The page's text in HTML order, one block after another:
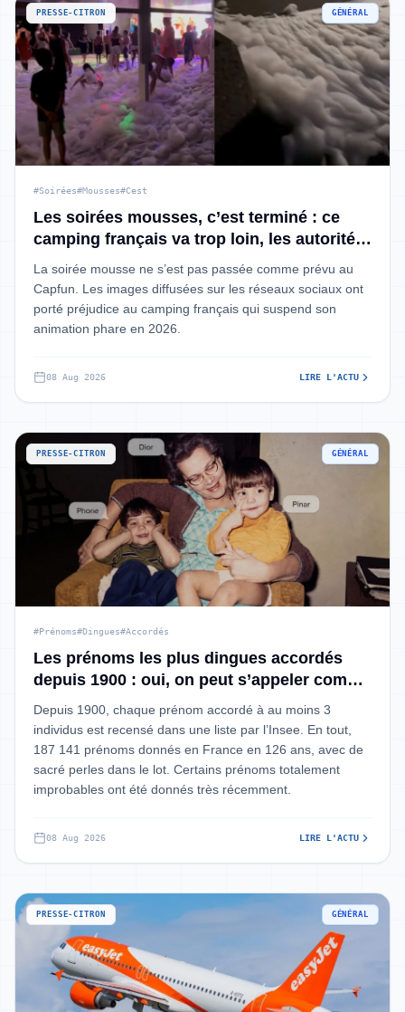
PRESSE-CITRON GÉNÉRAL
#Soirées#Mousses#Cest
Les soirées mousses, c’est terminé : ce
camping français va trop loin, les autorités
haussent le ton
La soirée mousse ne s’est pas passée comme prévu au
Capfun. Les images diffusées sur les réseaux sociaux ont
porté préjudice au camping français qui suspend son
animation phare en 2026.
08 Aug 2026 LIRE L'ACTU
PRESSE-CITRON GÉNÉRAL
#Prénoms#Dingues#Accordés
Les prénoms les plus dingues accordés
depuis 1900 : oui, on peut s’appeler comme
ça en France
Depuis 1900, chaque prénom accordé à au moins 3
individus est recensé dans une liste par l’Insee. En tout,
187 141 prénoms donnés en France en 126 ans, avec de
sacré perles dans le lot. Certains prénoms totalement
improbables ont été donnés très récemment.
08 Aug 2026 LIRE L'ACTU
PRESSE-CITRON GÉNÉRAL